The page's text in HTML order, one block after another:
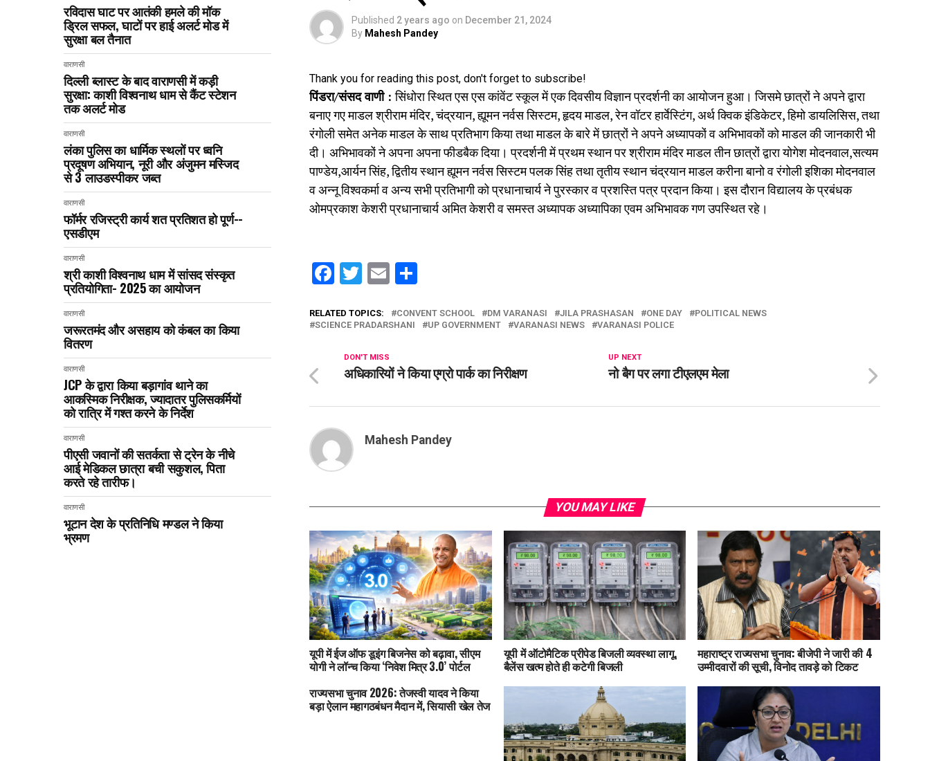
रविदास घाट पर आतंकी हमले की मॉक
ड्रिल सफल, घाटों पर हाई अलर्ट मोड में
सुरक्षा बल तैनात
वाराणसी
दिल्ली ब्लास्ट के बाद वाराणसी में कड़ी
सुरक्षा: काशी विश्वनाथ धाम से कैंट स्टेशन
तक अलर्ट मोड
वाराणसी
लंका पुलिस का धार्मिक स्थलों पर ध्वनि
प्रदूषण अभियान, नूरी और अंजुमन मस्जिद
से 3 लाउडस्पीकर जब्त
वाराणसी
फॉर्मर रजिस्ट्री कार्य शत प्रतिशत हो पूर्ण--
एसडीएम
वाराणसी
श्री काशी विश्वनाथ धाम में सांसद संस्कृत
प्रतियोगिता- 2025 का आयोजन
वाराणसी
जरूरतमंद और असहाय को कंबल का किया
वितरण
वाराणसी
JCP के द्वारा किया बड़ागांव थाने का
आकस्मिक निरीक्षक, ज्यादातर पुलिसकर्मियों
को रात्रि में गश्त करने के निर्देश
वाराणसी
पीएसी जवानों की सतर्कता से ट्रेन के नीचे
आई मेडिकल छात्रा बची सकुशल, पिता
करते रहे तारीफ।
वाराणसी
भूटान देश के प्रतिनिधि मण्डल ने किया
भ्रमण
Published 2 years ago on December 21, 2024
By Mahesh Pandey
Thank you for reading this post, don't forget to subscribe!
पिंडरा/संसद वाणी :सिंधोरा स्थित एस एस कांवेंट स्कूल में एक दिवसीय विज्ञान प्रदर्शनी का आयोजन हुआ। जिसमे छात्रों ने अपने द्वारा
बनाए गए माडल श्रीराम मंदिर, चंद्रयान, ह्यूमन नर्वस सिस्टम, हृदय माडल, रेन वॉटर हार्वेस्टिंग, अर्थ क्विक इंडिकेटर, हिमो डायलिसिस, तथा
रंगोली समेत अनेक माडल के साथ प्रतिभाग किया तथा माडल के बारे में छात्रों ने अपने अध्यापकों व अभिभावकों को माडल की जानकारी भी
दी। अभिभावकों ने अपना अपना फीडबैक दिया। प्रदर्शनी में प्रथम स्थान पर श्रीराम मंदिर माडल तीन छात्रों द्वारा योगेश मोदनवाल,सत्यम
पाण्डेय,आर्यन सिंह, द्वितीय स्थान ह्यूमन नर्वस सिस्टम पलक सिंह तथा तृतीय स्थान चंद्रयान माडल करीना बानो व रंगोली इशिका मोदनवाल
व अन्नू विश्वकर्मा व अन्य सभी प्रतिभागी को प्रधानाचार्य ने पुरस्कार व प्रशस्ति पत्र प्रदान किया। इस दौरान विद्यालय के प्रबंधक
ओमप्रकाश केशरी प्रधानाचार्य अमित केशरी व समस्त अध्यापक अध्यापिका एवम अभिभावक गण उपस्थित रहे।
Facebook
Twitter
Email
RELATED TOPICS: CONVENT SCHOOL DM VARANASI JILA PRASHASAN ONE DAY
POLITICAL NEWS
SCIENCE PRADARSHANI
UP GOVERNMENT VARANASI NEWS VARANASI POLICE
UP NEXT
नो बैग पर लगा टीएलएम मेला
DON'T MISS
अधिकारियों ने किया एग्रो पार्क का निरीक्षण
Mahesh Pandey
YOU MAY LIKE
यूपी में ईज ऑफ डूइंग बिजनेस को बढ़ावा, सीएम
योगी ने लॉन्च किया ‘निवेश मित्र 3.0’ पोर्टल
यूपी में ऑटोमैटिक प्रीपेड बिजली व्यवस्था लागू,
बैलेंस खत्म होते ही कटेगी बिजली
महाराष्ट्र राज्यसभा चुनाव: बीजेपी ने जारी की 4
उम्मीदवारों की सूची, विनोद तावड़े को टिकट
राज्यसभा चुनाव 2026: तेजस्वी यादव ने किया
बड़ा ऐलान महागठबंधन मैदान में, सियासी खेल तेज